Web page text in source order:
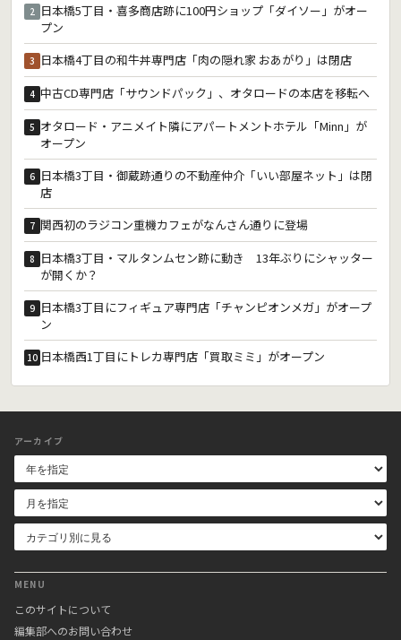
2 日本橋5丁目・喜多商店跡に100円ショップ「ダイソー」がオー
プン
3 日本橋4丁目の和牛丼専門店「肉の隠れ家 おあがり」は閉店
4 中古CD専門店「サウンドパック」、オタロードの本店を移転へ
5 オタロード・アニメイト隣にアパートメントホテル「Minn」が
オープン
6 日本橋3丁目・御蔵跡通りの不動産仲介「いい部屋ネット」は閉
店
7 関西初のラジコン重機カフェがなんさん通りに登場
8 日本橋3丁目・マルタンムセン跡に動き 13年ぶりにシャッター
が開くか？
9 日本橋3丁目にフィギュア専門店「チャンピオンメガ」がオープ
ン
10 日本橋西1丁目にトレカ専門店「買取ミミ」がオープン
アーカイブ
MENU
このサイトについて
編集部へのお問い合わせ